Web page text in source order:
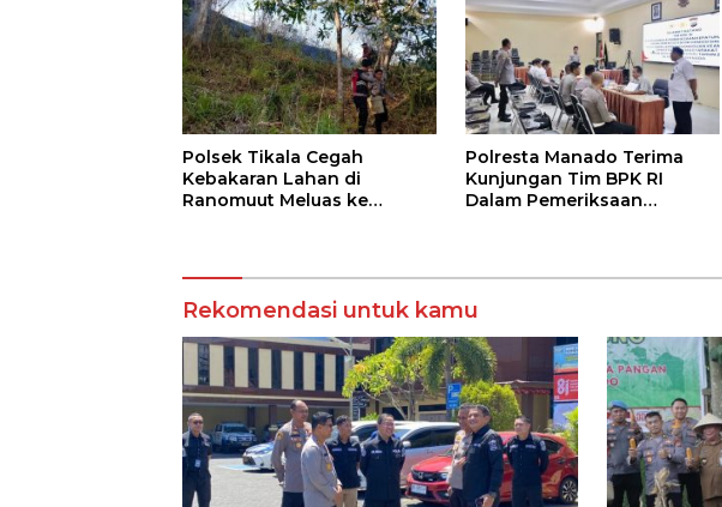
Polsek Tikala Cegah
Kebakaran Lahan di
Ranomuut Meluas ke
Polresta Manado Terima
Kunjungan Tim BPK RI
Dalam Pemeriksaan
Rekomendasi untuk kamu